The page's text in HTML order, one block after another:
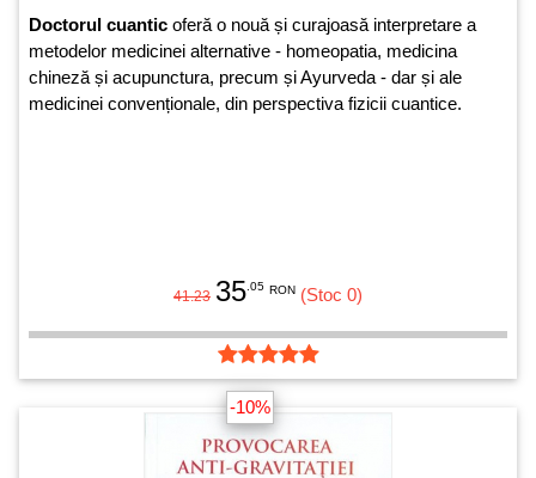
Doctorul cuantic oferă o nouă și curajoasă interpretare a
metodelor medicinei alternative - homeopatia, medicina
chineză și acupunctura, precum și Ayurveda - dar și ale
medicinei convenționale, din perspectiva fizicii cuantice.
41.23 35 .05 RON (Stoc 0)
-10%